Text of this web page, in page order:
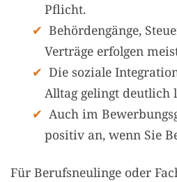
Pflicht.
Behördengänge,
Verträge erfolgen
Die soziale
Alltag gelingt deutlich
Auch im
positiv an, wenn Sie
Für Berufsneulinge oder